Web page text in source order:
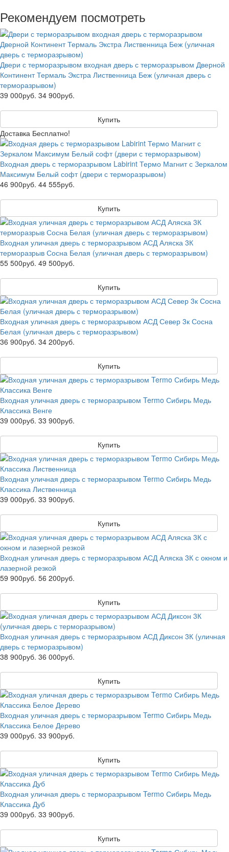
Рекомендуем посмотреть
Двери с терморазрывом входная дверь с терморазрывом Дверной
Континент Термаль Экстра Лиственница Беж (уличная дверь с
терморазрывом)
39 000руб. 34 900руб.
Купить
Доставка Бесплатно!
Входная дверь с терморазрывом Labirint Термо Магнит с Зеркалом
Максимум Белый софт (двери с терморазрывом)
46 900руб. 44 555руб.
Купить
Входная уличная дверь с терморазрывом АСД Аляска 3К
терморазрыв Сосна Белая (уличная дверь с терморазрывом)
55 500руб. 49 500руб.
Купить
Входная уличная дверь с терморазрывом АСД Север 3к Сосна
Белая (уличная дверь с терморазрывом)
36 900руб. 34 200руб.
Купить
Входная уличная дверь с терморазрывом Termo Сибирь Медь
Классика Венге
39 000руб. 33 900руб.
Купить
Входная уличная дверь с терморазрывом Termo Сибирь Медь
Классика Лиственница
39 000руб. 33 900руб.
Купить
Входная уличная дверь с терморазрывом АСД Аляска 3К с окном и
лазерной резкой
59 900руб. 56 200руб.
Купить
Входная уличная дверь с терморазрывом АСД Диксон 3К (уличная
дверь с терморазрывом)
38 900руб. 36 000руб.
Купить
Входная уличная дверь с терморазрывом Termo Сибирь Медь
Классика Белое Дерево
39 000руб. 33 900руб.
Купить
Входная уличная дверь с терморазрывом Termo Сибирь Медь
Классика Дуб
39 000руб. 33 900руб.
Купить